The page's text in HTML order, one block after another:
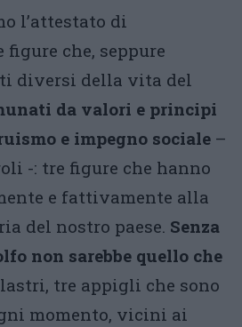
l’attestato di
figure che, seppure
diversi della vita del
da valori e principi
e impegno sociale –
-: tre figure che hanno
e fattivamente alla
del nostro paese. Senza
non sarebbe quello che
tre appigli che sono
momento, vicini ai